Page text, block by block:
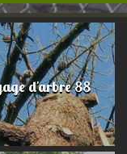
d'arbre 88